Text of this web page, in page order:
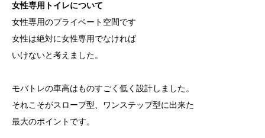
女性専用トイレについて
女性専用のプライベート空間です
女性は絶対に女性専用でなければ
いけないと考えました。
モバトレの車高はものすごく低く設計しました。
それこそがスロープ型、ワンステップ型に出来た
最大のポイントです。